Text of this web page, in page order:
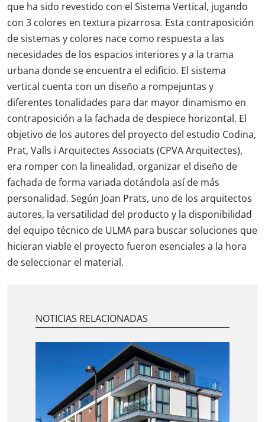
que ha sido revestido con el Sistema Vertical, jugando
con 3 colores en textura pizarrosa. Esta contraposición
de sistemas y colores nace como respuesta a las
necesidades de los espacios interiores y a la trama
urbana donde se encuentra el edificio. El sistema
vertical cuenta con un diseño a rompejuntas y
diferentes tonalidades para dar mayor dinamismo en
contraposición a la fachada de despiece horizontal. El
objetivo de los autores del proyecto del estudio Codina,
Prat, Valls i Arquitectes Associats (CPVA Arquitectes),
era romper con la linealidad, organizar el diseño de
fachada de forma variada dotándola así de más
personalidad. Según Joan Prats, uno de los arquitectos
autores, la versatilidad del producto y la disponibilidad
del equipo técnico de ULMA para buscar soluciones que
hicieran viable el proyecto fueron esenciales a la hora
de seleccionar el material.
NOTICIAS RELACIONADAS